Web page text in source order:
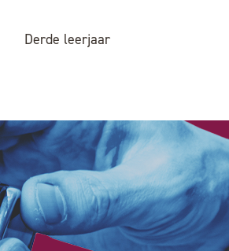
Derde leerjaar